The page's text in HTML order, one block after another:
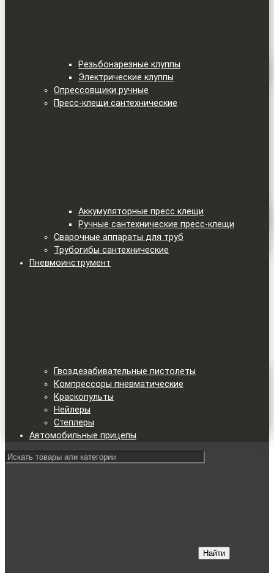
Резьбонарезные клуппы
Электрические клуппы
Опрессовщики ручные
Пресс-клещи сантехнические
Аккумуляторные пресс клещи
Ручные сантехнические пресс-клещи
Сварочные аппараты для труб
Трубогибы сантехнические
Пневмоинструмент
Гвоздезабивательные пистолеты
Компрессоры пневматические
Краскопульты
Нейлеры
Степлеры
Автомобильные прицепы
Найти